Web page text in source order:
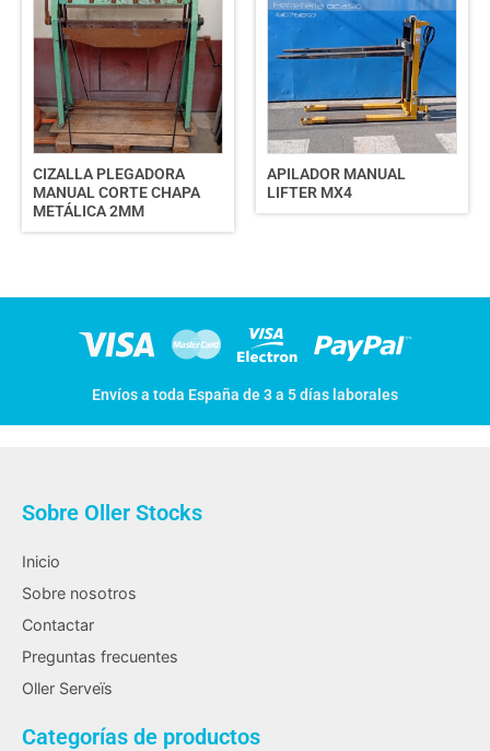
CIZALLA PLEGADORA
MANUAL CORTE CHAPA
METÁLICA 2MM
APILADOR MANUAL
LIFTER MX4
Envíos a toda España de 3 a 5 días laborales
Sobre Oller Stocks
Inicio
Sobre nosotros
Contactar
Preguntas frecuentes
Oller Serveïs
Categorías de productos